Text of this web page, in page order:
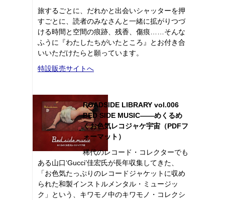
旅するごとに、だれかと出会いシャッターを押
すごとに、読者のみなさんと一緒に拡がりつづ
ける時間と空間の痕跡、残香、傷痕……そんな
ふうに『わたしたちがいたところ』とお付き合
いいただけたらと願っています。
特設販売サイトへ
ROADSIDE LIBRARY vol.006
BED SIDE MUSIC――めくるめ
くお色気レコジャケ宇宙（PDFフ
ォーマット）
稀代のレコード・コレクターでも
ある山口‘Gucci’佳宏氏が長年収集してきた、
「お色気たっぷりのレコードジャケットに収め
られた和製インストルメンタル・ミュージッ
ク」という、キワモノ中のキワモノ・コレクシ